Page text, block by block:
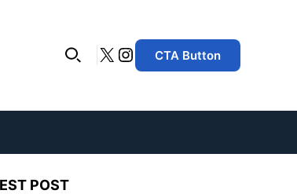
X Instagram
CTA Button
POST